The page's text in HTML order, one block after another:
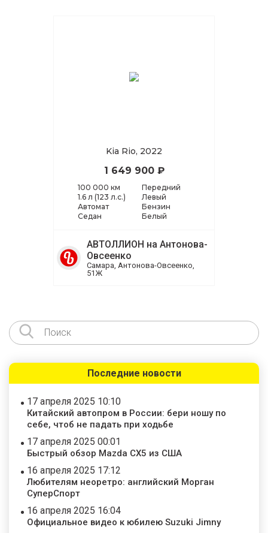
Kia Rio, 2022
1 649 900 ₽
100 000 км
1.6 л (123 л.с.)
Автомат
Седан
Передний
Левый
Бензин
Белый
АВТОЛЛИОН на Антонова-
Овсеенко
Самара, Антонова-Овсеенко,
51Ж
Последние новости
17 апреля 2025 10:10
Китайский автопром в России: бери ношу по
себе, чтоб не падать при ходьбе
17 апреля 2025 00:01
Быстрый обзор Mazda CX5 из США
16 апреля 2025 17:12
Любителям неоретро: английский Морган
СуперСпорт
16 апреля 2025 16:04
Официальное видео к юбилею Suzuki Jimny